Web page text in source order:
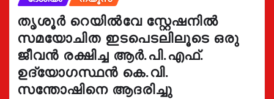
തൃശൂർ റെയിൽവേ സ്റ്റേഷനിൽ
സമയോചിത ഇടപെടലിലൂടെ ഒരു
ജീവൻ രക്ഷിച്ച ആർ.പി.എഫ്.
ഉദ്യോഗസ്ഥൻ കെ.വി.
സന്തോഷിനെ ആദരിച്ചു